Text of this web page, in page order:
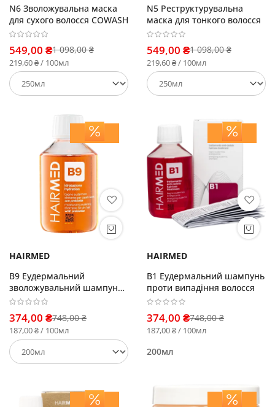
N6 Зволожувальна маска
для сухого волосся COWASH
549,00 ₴1 098,00 ₴
219,60 ₴ / 100мл
N5 Реструктурувальна
маска для тонкого волосся
549,00 ₴1 098,00 ₴
219,60 ₴ / 100мл
HAIRMED
B9 Еудермальний
зволожувальний шампунь
для сухого волосся
374,00 ₴748,00 ₴
187,00 ₴ / 100мл
HAIRMED
B1 Еудермальний шампунь
проти випадіння волосся
374,00 ₴748,00 ₴
187,00 ₴ / 100мл
200мл